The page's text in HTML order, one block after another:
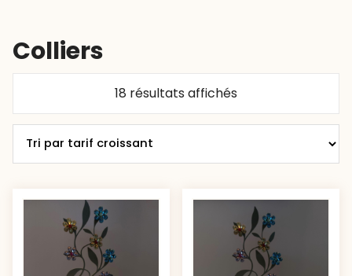
Colliers
18 résultats affichés
prix